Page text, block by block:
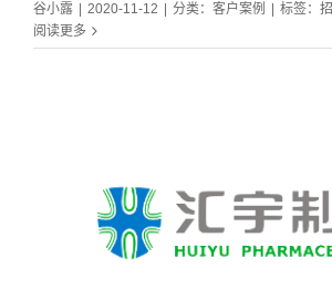
谷小露 2020-11-12 分类： 客户案例 标签：
阅读更多